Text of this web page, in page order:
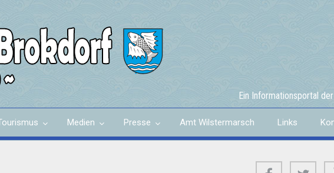
Ein Informationsportal
Medien Presse Amt Wilstermarsch Links
facebook